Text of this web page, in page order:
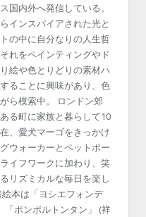
国内外へ発信している。
インスパイアされた光と
の中に自分なりの人生哲
れをペインティングやド
絵や色とりどりの素材ハ
ることに興味があり、色
ら模索中。 ロンドン郊
る町に家族と暮らして10
、愛犬マーゴをきっかけ
ウォーカーとペットポー
イフワークに加わり、笑
リズミカルな毎日を楽し
本は「ヨシエフォンデ
「ポンポルトンタン」 (祥